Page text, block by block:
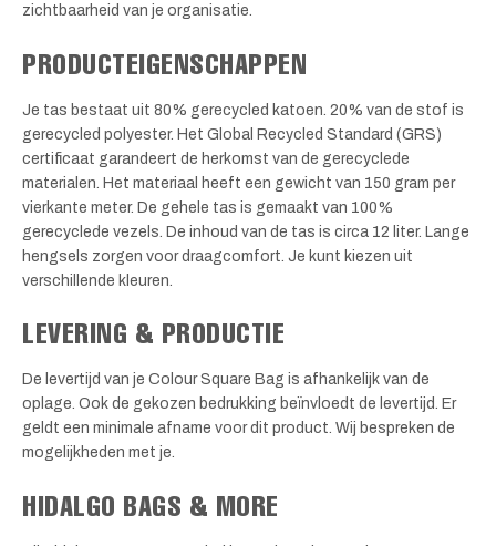
zichtbaarheid van je organisatie.
PRODUCTEIGENSCHAPPEN
Je tas bestaat uit 80% gerecycled katoen. 20% van de stof is
gerecycled polyester. Het Global Recycled Standard (GRS)
certificaat garandeert de herkomst van de gerecyclede
materialen. Het materiaal heeft een gewicht van 150 gram per
vierkante meter. De gehele tas is gemaakt van 100%
gerecyclede vezels. De inhoud van de tas is circa 12 liter. Lange
hengsels zorgen voor draagcomfort. Je kunt kiezen uit
verschillende kleuren.
LEVERING & PRODUCTIE
De levertijd van je Colour Square Bag is afhankelijk van de
oplage. Ook de gekozen bedrukking beïnvloedt de levertijd. Er
geldt een minimale afname voor dit product. Wij bespreken de
mogelijkheden met je.
HIDALGO BAGS & MORE